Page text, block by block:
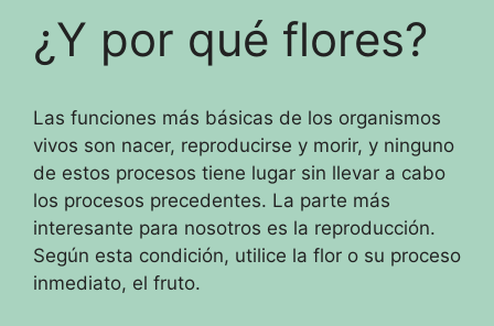
¿Y por qué flores?
Las funciones más básicas de los organismos
vivos son nacer, reproducirse y morir, y ninguno
de estos procesos tiene lugar sin llevar a cabo
los procesos precedentes. La parte más
interesante para nosotros es la reproducción.
Según esta condición, utilice la flor o su proceso
inmediato, el fruto.